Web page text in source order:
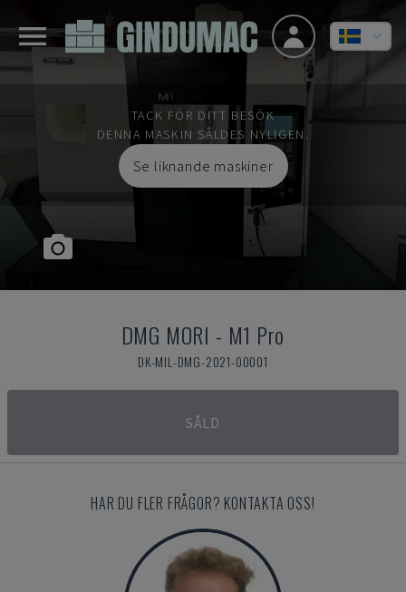
TACK FÖR DITT BESÖK
DENNA MASKIN SÅLDES NYLIGEN.
Se liknande maskiner
DMG MORI - M1 Pro
DK-MIL-DMG-2021-00001
SÅLD
HAR DU FLER FRÅGOR? KONTAKTA OSS!